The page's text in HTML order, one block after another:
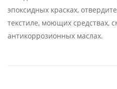
эпоксидных красках,
текстиле, моющих средствах,
антикоррозионных маслах.